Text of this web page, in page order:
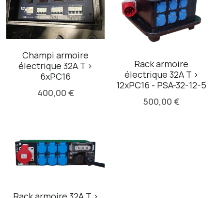
Champi armoire
électrique 32A T >
6xPC16
400,00 €
Rack armoire
électrique 32A T >
12xPC16 - PSA-32-12-5
500,00 €